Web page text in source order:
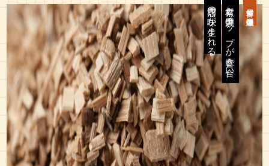
苫屋の燻製③
素材と燻製チップが響き合い、
専門店の味が生まれる